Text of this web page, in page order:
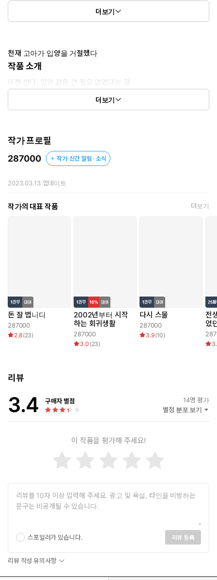
5권: 80화 ~ 99화
더보기
천재 고아가 입양을 거절했다
작품 소개
이젠 안다. 입양 같은 건 필요 없었다는 걸.
[천재 고아가 입양을 거절했다]
더보기
작가 프로필
287000
작가 신간 알림 · 소식
2023.03.13업데이트
작가의 대표 작품 더보기
돈 잘 법니다
287000
2.8(23)
2002년부터 시작
하는 회귀생활
287000
3.0 (23)
다시 스물
287000
3.9(10)
전
었
리뷰
3.4 구매자 별점 14명 평가
별점 분포 보기
이 작품을 평가해 주세요!
스포일러가 있습니다. 리뷰 등록
리뷰 작성 유의사항